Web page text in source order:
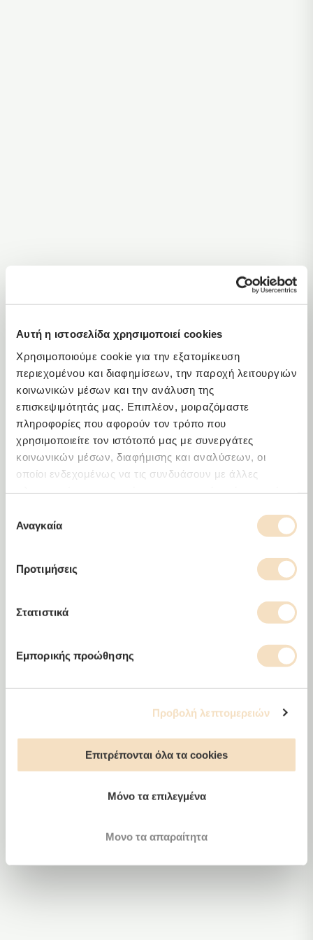
Αυτή η ιστοσελίδα χρησιμοποιεί cookies
Χρησιμοποιούμε cookie για την εξατομίκευση
περιεχομένου και διαφημίσεων, την παροχή λειτουργιών
κοινωνικών μέσων και την ανάλυση της
επισκεψιμότητάς μας. Επιπλέον, μοιραζόμαστε
πληροφορίες που αφορούν τον τρόπο που
χρησιμοποιείτε τον ιστότοπό μας με συνεργάτες
κοινωνικών μέσων, διαφήμισης και αναλύσεων, οι
οποίοι ενδεχομένως να τις συνδυάσουν με άλλες
των υπηρεσιών τους.
συγκατάθεσης
Αναγκαία
Προτιμήσεις
Στατιστικά
Εμπορικής προώθησης
Προβολή λεπτομερειών
Επιτρέπονται όλα τα cookies
Μόνο τα επιλεγμένα
Μονο τα απαραίτητα
Melva
Moon